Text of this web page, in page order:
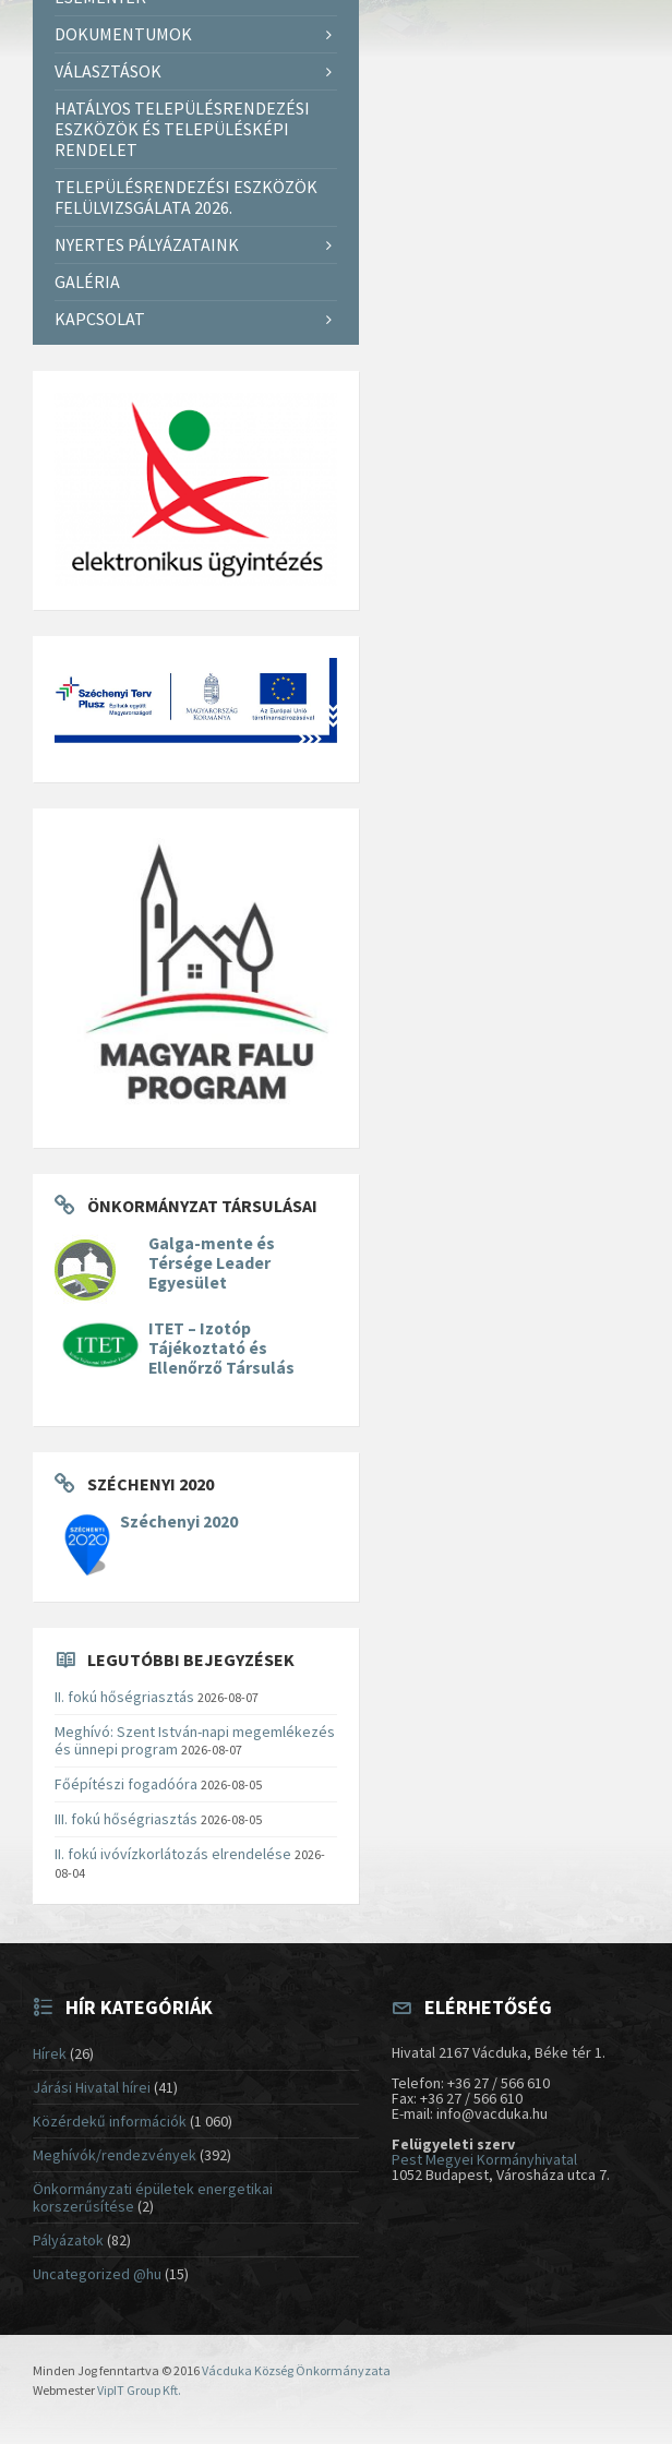
DOKUMENTUMOK
VÁLASZTÁSOK
HATÁLYOS TELEPÜLÉSRENDEZÉSI
ESZKÖZÖK ÉS TELEPÜLÉSKÉPI
RENDELET
TELEPÜLÉSRENDEZÉSI ESZKÖZÖK
FELÜLVIZSGÁLATA 2026.
NYERTES PÁLYÁZATAINK
GALÉRIA
KAPCSOLAT
ÖNKORMÁNYZAT TÁRSULÁSAI
Galga-mente és
Térsége Leader
Egyesület
ITET – Izotóp
Tájékoztató és
Ellenőrző Társulás
SZÉCHENYI 2020
Széchenyi 2020
LEGUTÓBBI BEJEGYZÉSEK
II. fokú hőségriasztás 2026-08-07
Meghívó: Szent István-napi megemlékezés
és ünnepi program 2026-08-07
Főépítészi fogadóóra 2026-08-05
III. fokú hőségriasztás 2026-08-05
II. fokú ivóvízkorlátozás elrendelése 2026-
08-04
HÍR KATEGÓRIÁK
Hírek (26)
Járási Hivatal hírei (41)
Közérdekű információk(1 060)
Meghívók/rendezvények(392)
Önkormányzati épületek energetikai
korszerűsítése (2)
Pályázatok(82)
Uncategorized @hu (15)
ELÉRHETŐSÉG
Hivatal 2167 Vácduka, Béke tér 1.
Telefon: +36 27 / 566 610
Fax: +36 27 / 566 610
E-mail: info@vacduka.hu
Felügyeleti szerv
Pest Megyei Kormányhivatal
1052 Budapest, Városháza utca 7.
Minden Jog fenntartva © 2016Vácduka Község Önkormányzata
WebmesterVipIT Group Kft.